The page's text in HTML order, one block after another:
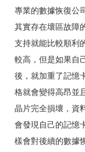
專業的數據恢復公
其實存在壞區故障
支持就能比較順利
較高，但是如果自
後，就加重了記憶
格就會變得高昂並
晶片完全損壞，資
會發現自己的記憶
樣會對後續的數據